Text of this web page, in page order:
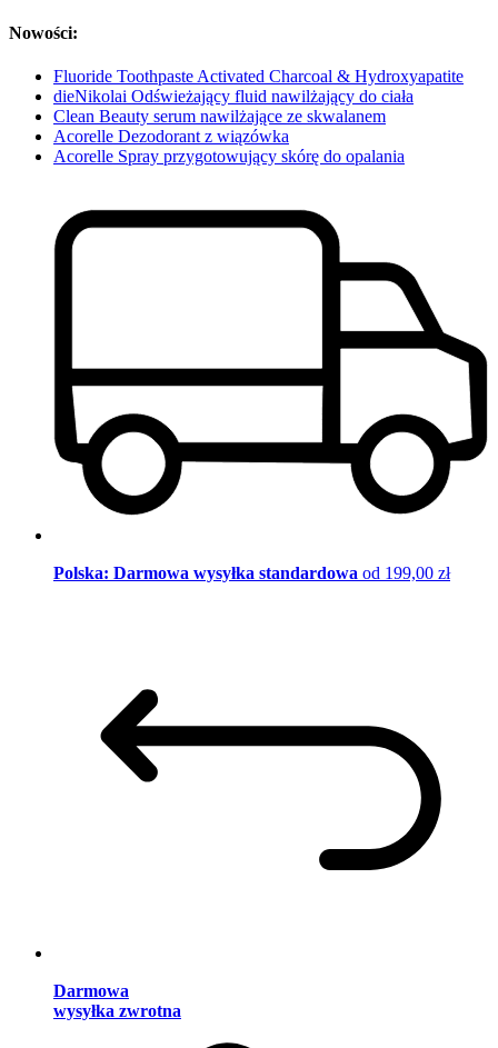
Nowości:
Fluoride Toothpaste Activated Charcoal & Hydroxyapatite
dieNikolai Odświeżający fluid nawilżający do ciała
Clean Beauty serum nawilżające ze skwalanem
Acorelle Dezodorant z wiązówka
Acorelle Spray przygotowujący skórę do opalania
Polska: Darmowa wysyłka standardowa od 199,00 zł
Darmowa
wysyłka zwrotna